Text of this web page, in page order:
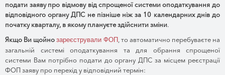
подати заяву про відмову від спрощеної системи оподаткування до
відповідного органу ДПС не пізніше ніж за 10 календарних днів до
початку кварталу, в якому плануєте здійснити зміни.
Якщо Ви щойно зареєстрували ФОП , то автоматично перебуваєте на
загальній системі оподаткування та для обрання спрощеної
системи Вам потрібно подати до органу ДПС за місцем реєстрації
ФОП заяву про перехід у відповідний термін: